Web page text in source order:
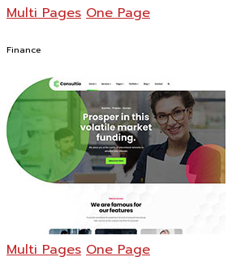
Multi Pages One Page
Finance
Multi Pages One Page